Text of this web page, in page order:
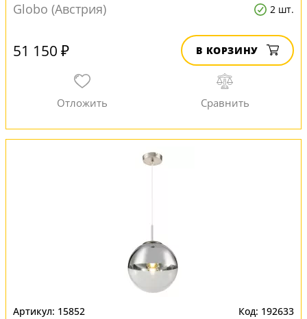
Globo (Австрия) 2 шт.
51 150 ₽ В КОРЗИНУ
15852 192633